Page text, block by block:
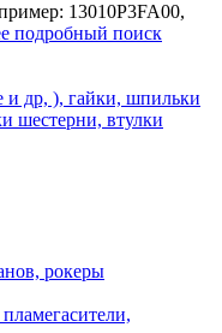
13010P3FA00,
подробный поиск
и др, ), гайки, шпильки
шестерни, втулки
рокеры